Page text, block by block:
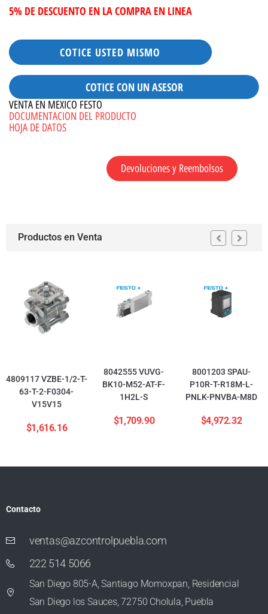
5% DE DESCUENTO EN LA COMPRA EN LINEA
COTICE USTED MISMO
COTICE CON UN ASESOR
VENTA EN MEXICO FESTO
DOCUMENTACION DEL PRODUCTO
HOJA DE DATOS
Devoluciones y Reembolsos
Productos en Venta
4809117 VZBE-1/2-T-
63-T-2-F0304-
V15V15
$1,616.16
8042555 VUVG-
BK10-M52-AT-F-
1H2L-S
$1,709.90
8001203 SPAU-
P10R-T-R18M-L-
PNLK-PNVBA-M8D
$4,972.32
Contacto
ventas@azcontrolpuebla.com
222 514 5066
San Diego 805-A, Santiago Momoxpan, Residencial
San Diego los Sauces, 72750 Cholula, Puebla